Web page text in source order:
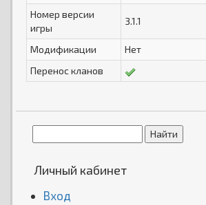
Номер версии
игры
3.1.1
Модификации
Нет
Перенос кланов
Личный кабинет
Вход